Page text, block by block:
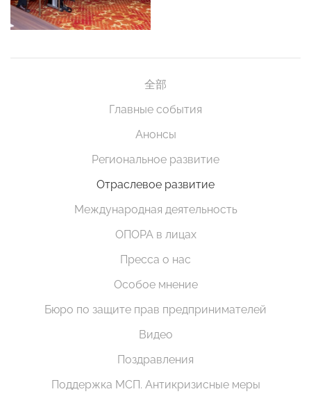
全部
Главные события
Анонсы
Региональное развитие
Отраслевое развитие
Международная деятельность
ОПОРА в лицах
Пресса о нас
Особое мнение
Бюро по защите прав предпринимателей
Видео
Поздравления
Поддержка МСП. Антикризисные меры